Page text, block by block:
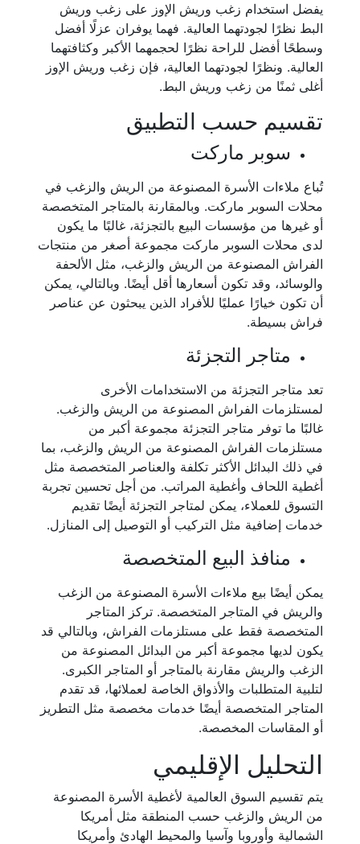
يفضل استخدام زغب وريش الإوز على زغب وريش
البط نظرًا لجودتهما العالية. فهما يوفران عزلًا أفضل
وسطحًا أفضل للراحة نظرًا لحجمهما الأكبر وكثافتهما
العالية. ونظرًا لجودتهما العالية، فإن زغب وريش الإوز
أغلى ثمنًا من زغب وريش البط.
تقسيم حسب التطبيق
سوبر ماركت
تُباع ملاءات الأسرة المصنوعة من الريش والزغب في
محلات السوبر ماركت. وبالمقارنة بالمتاجر المتخصصة
أو غيرها من مؤسسات البيع بالتجزئة، غالبًا ما يكون
لدى محلات السوبر ماركت مجموعة أصغر من منتجات
الفراش المصنوعة من الريش والزغب، مثل الألحفة
والوسائد، وقد تكون أسعارها أقل أيضًا. وبالتالي، يمكن
أن تكون خيارًا عمليًا للأفراد الذين يبحثون عن عناصر
فراش بسيطة.
متاجر التجزئة
تعد متاجر التجزئة من الاستخدامات الأخرى
لمستلزمات الفراش المصنوعة من الريش والزغب.
غالبًا ما توفر متاجر التجزئة مجموعة أكبر من
مستلزمات الفراش المصنوعة من الريش والزغب، بما
في ذلك البدائل الأكثر تكلفة والعناصر المتخصصة مثل
أغطية اللحاف وأغطية المراتب. من أجل تحسين تجربة
التسوق للعملاء، يمكن لمتاجر التجزئة أيضًا تقديم
خدمات إضافية مثل التركيب أو التوصيل إلى المنازل.
منافذ البيع المتخصصة
يمكن أيضًا بيع ملاءات الأسرة المصنوعة من الزغب
والريش في المتاجر المتخصصة. تركز المتاجر
المتخصصة فقط على مستلزمات الفراش، وبالتالي قد
يكون لديها مجموعة أكبر من البدائل المصنوعة من
الزغب والريش مقارنة بالمتاجر أو المتاجر الكبرى.
لتلبية المتطلبات والأذواق الخاصة لعملائها، قد تقدم
المتاجر المتخصصة أيضًا خدمات مخصصة مثل التطريز
أو المقاسات المخصصة.
التحليل الإقليمي
يتم تقسيم السوق العالمية لأغطية الأسرة المصنوعة
من الريش والزغب حسب المنطقة مثل أمريكا
الشمالية وأوروبا وآسيا والمحيط الهادئ وأمريكا